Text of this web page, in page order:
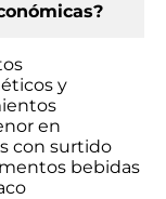
y
en
con surtido
bebidas